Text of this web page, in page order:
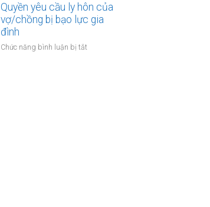
vợ
chồng
Ai
có
chứng
thỏa
thuận
dưỡng
Quyền yêu cầu ly hôn của
vợ/chồng bị bạo lực gia
đình
Chức năng bình luận bị tắt